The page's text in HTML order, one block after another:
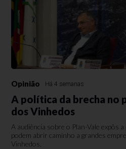
Opinião Há 4 semanas
A política da brecha no
dos Vinhedos
A audiência sobre o Plan-Vale expôs
podem abrir caminho a grandes
Vinhedos.